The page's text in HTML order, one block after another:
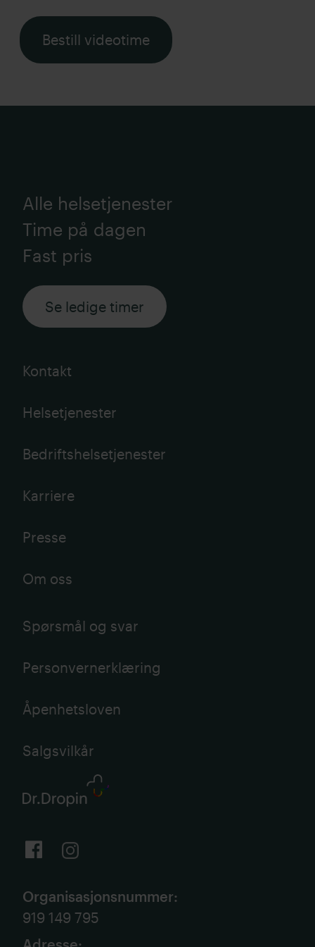
Bestill videotime
Alle helsetjenester
Time på dagen
Fast pris
Se ledige timer
Kontakt
Helsetjenester
Bedriftshelsetjenester
Karriere
Presse
Om oss
Spørsmål og svar
Personvernerklæring
Åpenhetsloven
Salgsvilkår
Organisasjonsnummer:
919 149 795